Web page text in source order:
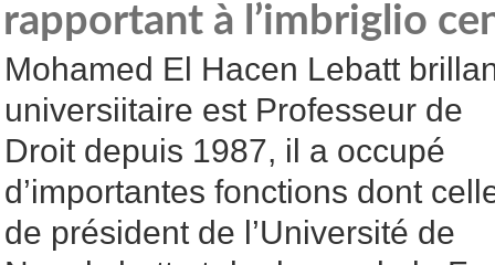
rapportant à l’imbriglio
Mohamed El Hacen Lebatt
universiitaire est Professeur de
Droit depuis 1987, il a occupé
d’importantes fonctions dont
de président de l’Université de